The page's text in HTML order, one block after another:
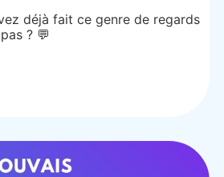
déjà fait ce genre de regards
? 💬